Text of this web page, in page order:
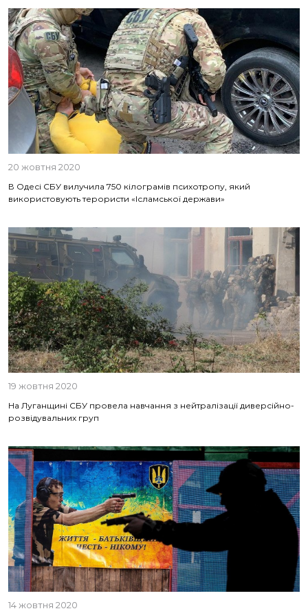
20 жовтня 2020
В Одесі СБУ вилучила 750 кілограмів психотропу, який
використовують терористи «Ісламської держави»
19 жовтня 2020
На Луганщині СБУ провела навчання з нейтралізації диверсійно-
розвідувальних груп
14 жовтня 2020